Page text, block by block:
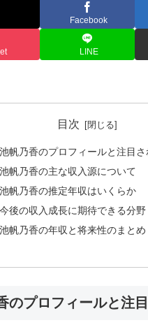
Facebook
LINE
目次
池帆乃香のプロフィールと注目
池帆乃香の主な収入源について
池帆乃香の推定年収はいくらか
今後の収入成長に期待できる分野
池帆乃香の年収と将来性のまとめ
のプロフィールと注